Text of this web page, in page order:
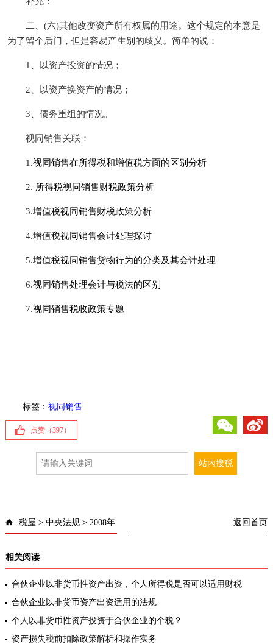
二、(六)其他改变资产所有权属的用途。这个规定的本意是
为了留个后门，但是容易产生别的歧义。简单的说：
1、以资产投资的情况；
2、以资产换资产的情况；
3、债务重组的情况。
视同销售关联：
1.视同销售在所得税和增值税方面的区别分析
2. 所得税视同销售财税政策分析
3.增值税视同销售财税政策分析
4.增值税视同销售会计处理探讨
5.增值税视同销售货物行为的分类及其会计处理
6.视同销售处理会计与税法的区别
7.视同销售税收政策专题
标签： 视同销售
点赞（397）
税屋 > 中央法规> 2008年 返回首页
相关阅读
合伙企业以非货币性资产出资，个人所得税是否可以适用财税
[2015]41号分期缴纳个人所得税的政策?
合伙企业以非货币资产出资适用的法规
个人以非货币性资产投资于合伙企业的个税？
资产损失税前扣除政策解析和操作实务